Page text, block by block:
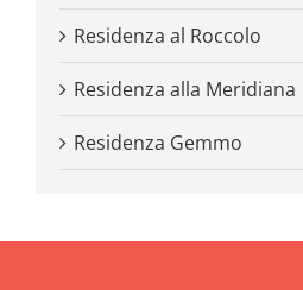
Residenza al Roccolo
Residenza alla Meridiana
Residenza Gemmo